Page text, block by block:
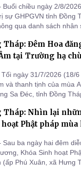
Buổi chiều ngày 2/8/
sự GHPGVN tỉnh Đồng
qua danh sách
Tháp: Đêm Hoa
tại Trường hạ
Tối ngày 31/7/2026 (18/
và thanh tịnh của mùa
Sa Đéc, tỉnh Đồng
Tháp: Nhìn lại
Phật pháp mùa
Sau ba ngày hai đêm
Khóa Sinh hoạt
(ấp Phú Xuân, xã Hưng